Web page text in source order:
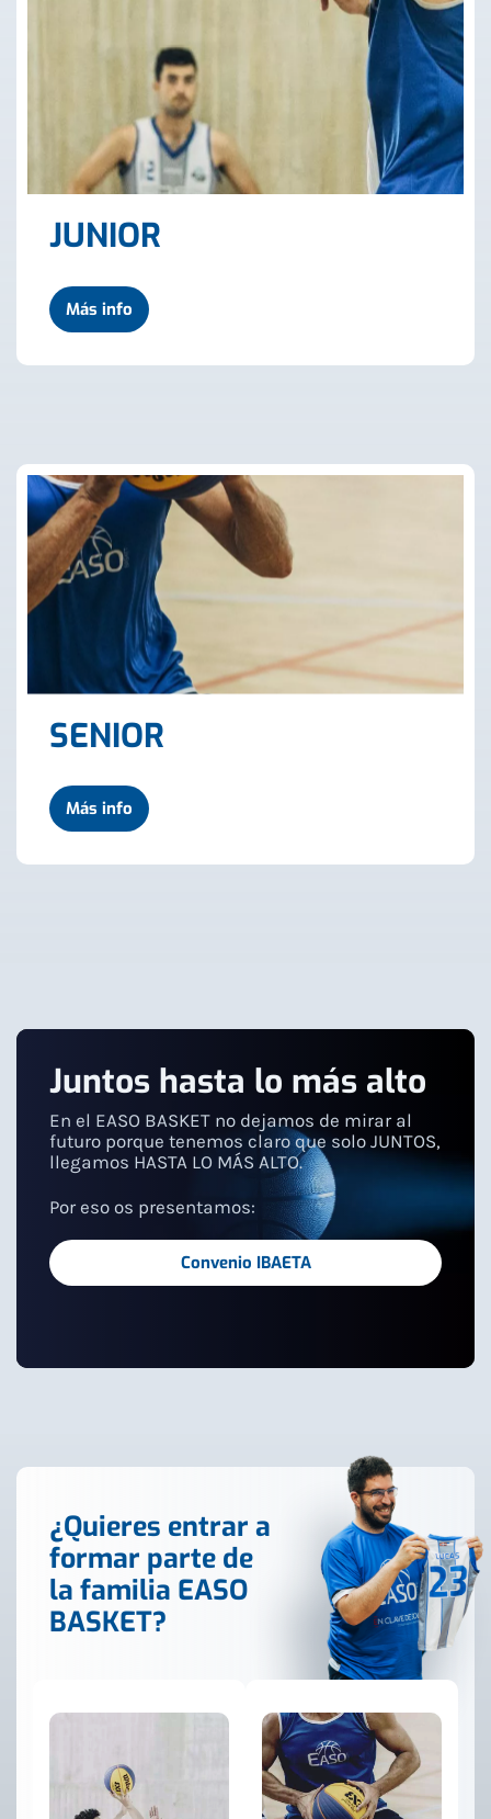
JUNIOR
Más info
SENIOR
Más info
Juntos hasta lo más alto
En el EASO BASKET no dejamos de mirar al
futuro porque tenemos claro que solo JUNTOS,
llegamos HASTA LO MÁS ALTO.
Por eso os presentamos:
Convenio IBAETA
¿Quieres entrar a
formar parte de
la familia EASO
BASKET?